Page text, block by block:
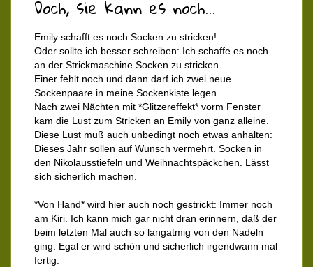
Doch, sie kann es noch...
Emily schafft es noch Socken zu stricken!
Oder sollte ich besser schreiben: Ich schaffe es noch
an der Strickmaschine Socken zu stricken.
Einer fehlt noch und dann darf ich zwei neue
Sockenpaare in meine Sockenkiste legen.
Nach zwei Nächten mit *Glitzereffekt* vorm Fenster
kam die Lust zum Stricken an Emily von ganz alleine.
Diese Lust muß auch unbedingt noch etwas anhalten:
Dieses Jahr sollen auf Wunsch vermehrt. Socken in
den Nikolausstiefeln und Weihnachtspäckchen. Lässt
sich sicherlich machen.
*Von Hand* wird hier auch noch gestrickt: Immer noch
am Kiri. Ich kann mich gar nicht dran erinnern, daß der
beim letzten Mal auch so langatmig von den Nadeln
ging. Egal er wird schön und sicherlich irgendwann mal
fertig.